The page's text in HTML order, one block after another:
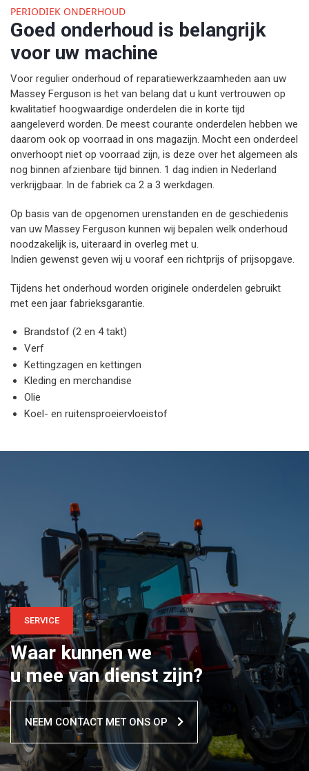
PERIODIEK ONDERHOUD
Goed onderhoud is belangrijk
voor uw machine
Voor regulier onderhoud of reparatiewerkzaamheden aan uw
Massey Ferguson is het van belang dat u kunt vertrouwen op
kwalitatief hoogwaardige onderdelen die in korte tijd
aangeleverd worden. De meest courante onderdelen hebben we
daarom ook op voorraad in ons magazijn. Mocht een onderdeel
onverhoopt niet op voorraad zijn, is deze over het algemeen als
nog binnen afzienbare tijd binnen. 1 dag indien in Nederland
verkrijgbaar. In de fabriek ca 2 a 3 werkdagen.
Op basis van de opgenomen urenstanden en de geschiedenis
van uw Massey Ferguson kunnen wij bepalen welk onderhoud
noodzakelijk is, uiteraard in overleg met u.
Indien gewenst geven wij u vooraf een richtprijs of prijsopgave.
Tijdens het onderhoud worden originele onderdelen gebruikt
met een jaar fabrieksgarantie.
Brandstof (2 en 4 takt)
Verf
Kettingzagen en kettingen
Kleding en merchandise
Olie
Koel- en ruitensproeiervloeistof
SERVICE
Waar kunnen we
u mee van dienst zijn?
NEEM CONTACT MET ONS OP 